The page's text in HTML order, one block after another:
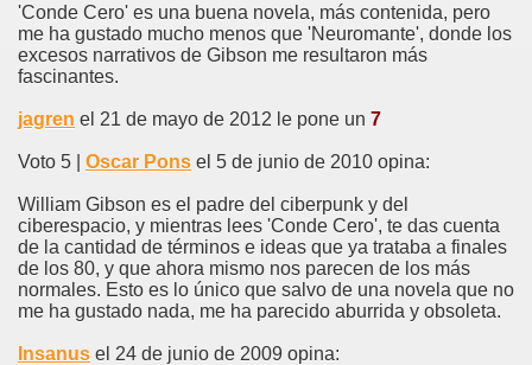
'Conde Cero' es una buena novela, más contenida, pero
me ha gustado mucho menos que 'Neuromante', donde los
excesos narrativos de Gibson me resultaron más
fascinantes.
jagren el 21 de mayo de 2012 le pone un 7
Voto 5 | Oscar Pons el 5 de junio de 2010 opina:
William Gibson es el padre del ciberpunk y del
ciberespacio, y mientras lees 'Conde Cero', te das cuenta
de la cantidad de términos e ideas que ya trataba a finales
de los 80, y que ahora mismo nos parecen de los más
normales. Esto es lo único que salvo de una novela que no
me ha gustado nada, me ha parecido aburrida y obsoleta.
Insanus el 24 de junio de 2009 opina: